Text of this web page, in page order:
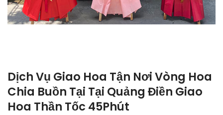
Dịch Vụ Giao Hoa Tận Nơi Vòng Hoa
Chia Buồn Tại Tại Quảng Điền Giao
Hoa Thần Tốc 45Phút